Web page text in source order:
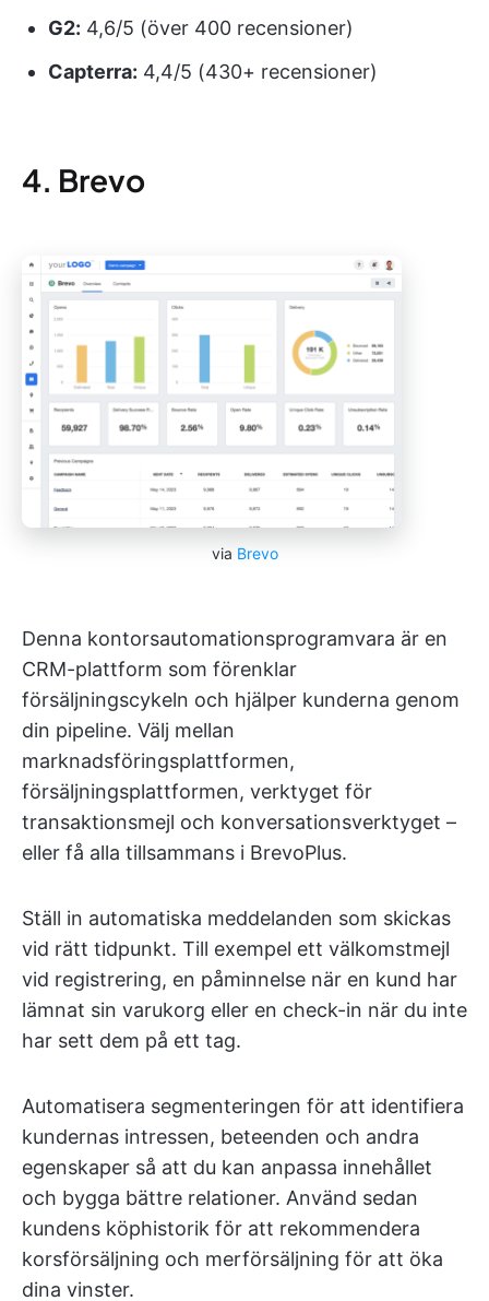
G2: 4,6/5 (över 400 recensioner)
Capterra: 4,4/5 (430+ recensioner)
4. Brevo
via Brevo
Denna kontorsautomationsprogramvara är en
CRM-plattform som förenklar
försäljningscykeln och hjälper kunderna genom
din pipeline. Välj mellan
marknadsföringsplattformen,
försäljningsplattformen, verktyget för
transaktionsmejl och konversationsverktyget –
eller få alla tillsammans i BrevoPlus.
Ställ in automatiska meddelanden som skickas
vid rätt tidpunkt. Till exempel ett välkomstmejl
vid registrering, en påminnelse när en kund har
lämnat sin varukorg eller en check-in när du inte
har sett dem på ett tag.
Automatisera segmenteringen för att identifiera
kundernas intressen, beteenden och andra
egenskaper så att du kan anpassa innehållet
och bygga bättre relationer. Använd sedan
kundens köphistorik för att rekommendera
korsförsäljning och merförsäljning för att öka
dina vinster.